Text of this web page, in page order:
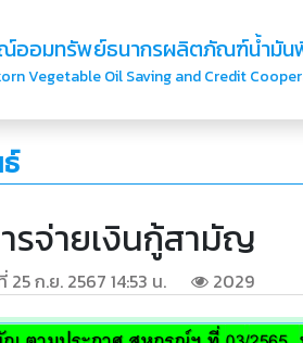
ออมทรัพย์ธนากรผลิตภัณฑ์น้ำมัน
Vegetable Oil Saving and Credit
รจ่ายเงินกู้สามัญ
25 ก.ย. 2567 14:53 น. 2029